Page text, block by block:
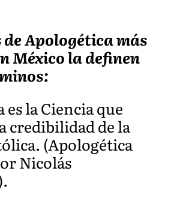
Apologética más
México la definen
la Ciencia que
credibilidad de la
(Apologética
Nicolás